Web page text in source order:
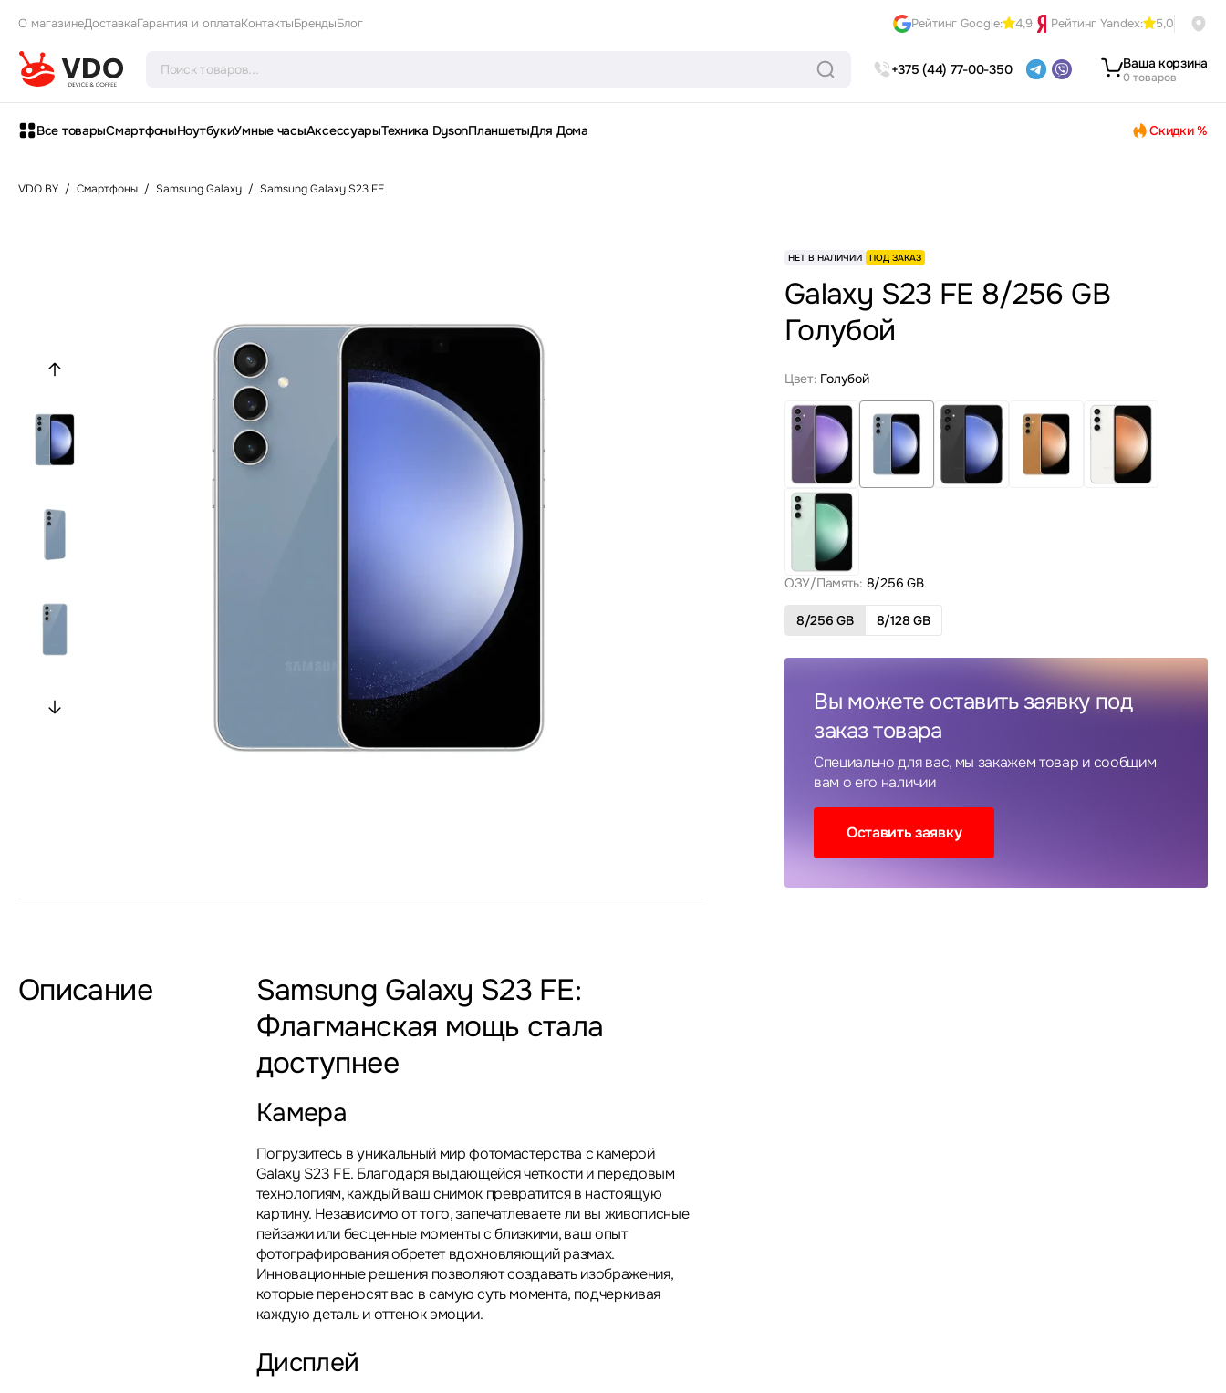
О магазинеДоставкаГарантия и оплатаКонтактыБрендыБлог Рейтинг Google: 4,9 Рейтинг Yandex: 5,0
+375 (44) 77-00-350 Ваша корзина
0 товаров
Все товарыСмартфоныНоутбукиУмные часыАксессуарыТехника DysonПланшетыДля Дома Скидки %
VDO.BY / Смартфоны / Samsung Galaxy / Samsung Galaxy S23 FE
Описание
Samsung Galaxy S23 FE:
Флагманская мощь стала
доступнее
Камера
Погрузитесь в уникальный мир фотомастерства с камерой
Galaxy S23 FE. Благодаря выдающейся четкости и передовым
технологиям, каждый ваш снимок превратится в настоящую
картину. Независимо от того, запечатлеваете ли вы живописные
пейзажи или бесценные моменты с близкими, ваш опыт
фотографирования обретет вдохновляющий размах.
Инновационные решения позволяют создавать изображения,
которые переносят вас в самую суть момента, подчеркивая
каждую деталь и оттенок эмоции.
Дисплей
НЕТ В НАЛИЧИИ ПОД ЗАКАЗ
Galaxy S23 FE 8/256 GB
Голубой
Цвет: Голубой
ОЗУ/Память: 8/256 GB
8/256 GB 8/128 GB
Вы можете оставить заявку под
заказ товара
Специально для вас, мы закажем товар и сообщим
вам о его наличии
Оставить заявку